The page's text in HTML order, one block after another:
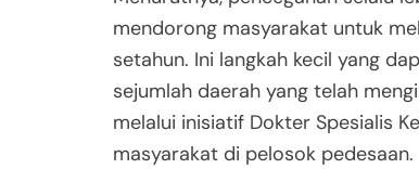
mendorong masyarakat untuk
setahun. Ini langkah kecil yang
sejumlah daerah yang telah
melalui inisiatif Dokter Spesialis
masyarakat di pelosok pedesaan.